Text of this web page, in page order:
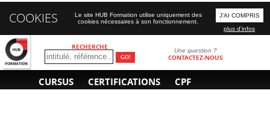
RECHERCHE Une question ?
CONTACTEZ-NOUS
CURSUS CERTIFICATIONS CPF
COOKIES
Le site HUB Formation utilise uniquement des
cookies nécessaires à son fonctionnement.
J'AI COMPRIS
plus d'infos